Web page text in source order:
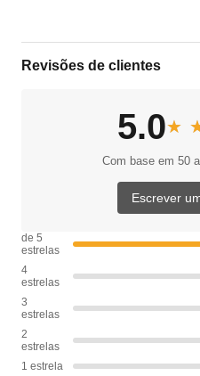
Revisões de clientes
5.0
Com base em 50
Escrever
de 5
estrelas
4
estrelas
3
estrelas
2
estrelas
1 estrela